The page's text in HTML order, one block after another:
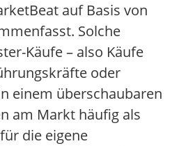
auf Basis von
Solche
Käufe – also Käufe
oder
einem überschaubaren
am Markt häufig als
die eigene